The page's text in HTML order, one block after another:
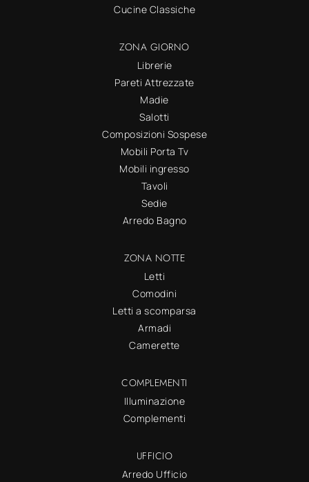
Cucine Classiche
ZONA GIORNO
Librerie
Pareti Attrezzate
Madie
Salotti
Composizioni Sospese
Mobili Porta Tv
Mobili ingresso
Tavoli
Sedie
Arredo Bagno
ZONA NOTTE
Letti
Comodini
Letti a scomparsa
Armadi
Camerette
COMPLEMENTI
Illuminazione
Complementi
UFFICIO
Arredo Ufficio